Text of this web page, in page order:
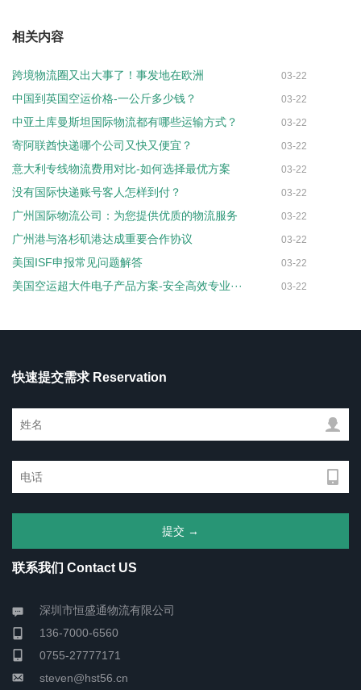
相关内容
跨境物流圈又出大事了！事发地在欧洲 03-22
中国到英国空运价格-一公斤多少钱？ 03-22
中亚土库曼斯坦国际物流都有哪些运输方式？ 03-22
寄阿联酋快递哪个公司又快又便宜？ 03-22
意大利专线物流费用对比-如何选择最优方案 03-22
没有国际快递账号客人怎样到付？ 03-22
广州国际物流公司：为您提供优质的物流服务 03-22
广州港与洛杉矶港达成重要合作协议 03-22
美国ISF申报常见问题解答 03-22
美国空运超大件电子产品方案-安全高效专业··· 03-22
快速提交需求 Reservation
联系我们 Contact US
深圳市恒盛通物流有限公司
136-7000-6560
0755-27777171
steven@hst56.cn